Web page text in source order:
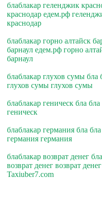
блаблакар геленджик
краснодар едем.рф
краснодар
блаблакар горно алтайск
барнаул едем.рф горно
барнаул
блаблакар глухов сумы
глухов сумы глухов сумы
блаблакар геническ бла
геническ
блаблакар германия бла
германия германия
блаблакар возврат денег
возврат денег возврат денег
Taxiuber7.com